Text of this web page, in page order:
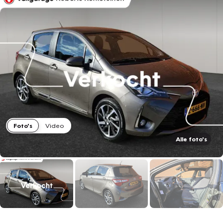
Foto's
Video
Alle foto's